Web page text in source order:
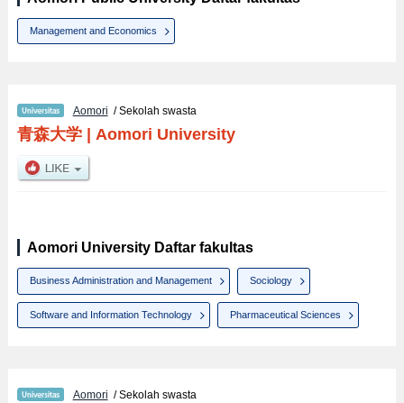
Management and Economics
Aomori / Sekolah swasta
青森大学| Aomori University
Aomori University Daftar fakultas
Business Administration and Management Sociology
Software and Information Technology Pharmaceutical Sciences
Aomori / Sekolah swasta